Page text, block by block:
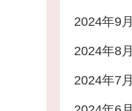
2024年9月
2024年8月
2024年7月